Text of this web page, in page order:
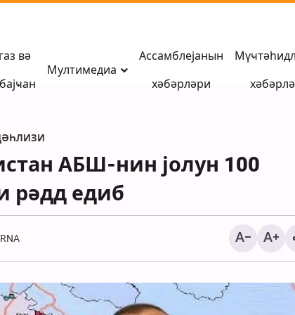
вә
Мултимедиа
Ассамблејанын
хәбәрләри
АБШ-нин јолун 100
рәдд едиб
Мүһаҹирани:
китабы, азадлыг вә